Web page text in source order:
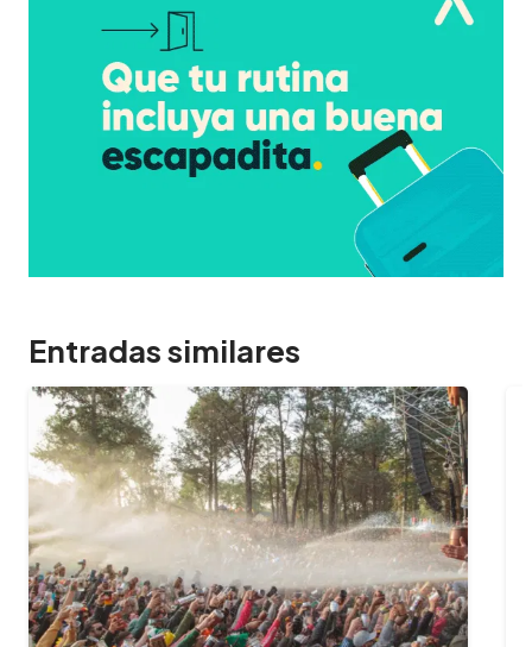
Entradas similares
09/02/2024
¿Cuántas horas dura el
y cuál es…
¿Querés aprovechar al máximo
en el Oktoberfest? Te
la fiesta, a qué hora es mejor…